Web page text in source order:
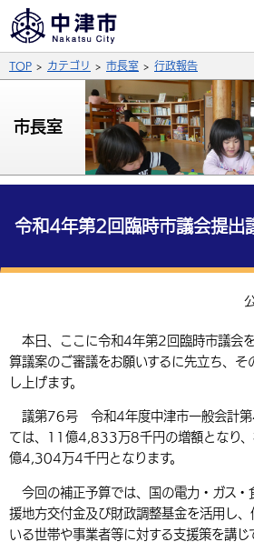
やさしい日本語
ふりがなをつける
背景色
青
文字の大きさ
拡大 標準
言語を選択
中国語（繁体字）
組織案内
サイト内検索
くらしの情報
福祉・介護 健康・
税金
環境・衛生 生涯
選挙
入札・契約 産業・
農林水産業
都市整備
子育て・教育
施設情報
手当・助成 健康
観光なび スポッ
買う・おみやげ 四季の
市政情報
地方創生・地域活性化 広報・
TOP カテゴリ 市長室 行政報告
市長室
令和4年第2回臨時市議会提出
本日、ここに令和4年第2回臨時市議会
算議案のご審議をお願いするに先立ち、そ
し上げます。
議第76号 令和4年度中津市一般会計第
ては、11億4,833万8千円の増額となり
億4,304万4千円となります。
今回の補正予算では、国の電力・ガス・
援地方交付金及び財政調整基金を活用し
いる世帯や事業者等に対する支援策を講じ